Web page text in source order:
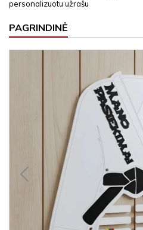
personalizuotu užrašu
PAGRINDINĖ